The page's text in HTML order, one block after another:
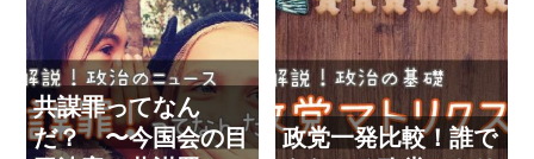
共謀罪ってなん
だ？ 〜今国会の目
政党一発比較！誰で